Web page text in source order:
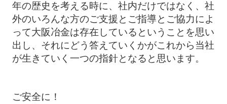
年の歴史を考える時に、社内だけではなく、社
外のいろんな方のご支援とご指導とご協力によ
って大阪冶金は存在しているということを思い
出し、それにどう答えていくかがこれから当社
が生きていく一つの指針となると思います。
ご安全に！